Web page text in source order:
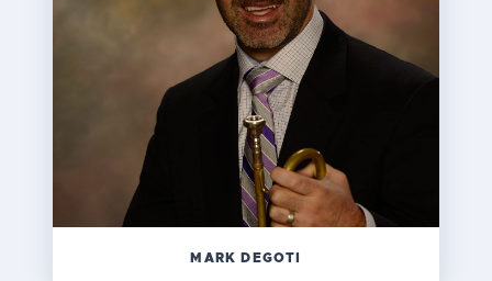
MARK DEGOTI